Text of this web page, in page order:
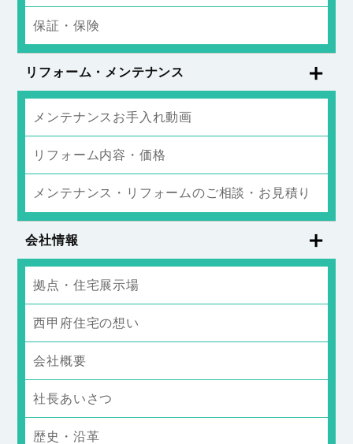
保証・保険
リフォーム・メンテナンス
メンテナンスお手入れ動画
リフォーム内容・価格
メンテナンス・リフォームのご相談・お見積り
会社情報
拠点・住宅展示場
西甲府住宅の想い
会社概要
社長あいさつ
歴史・沿革